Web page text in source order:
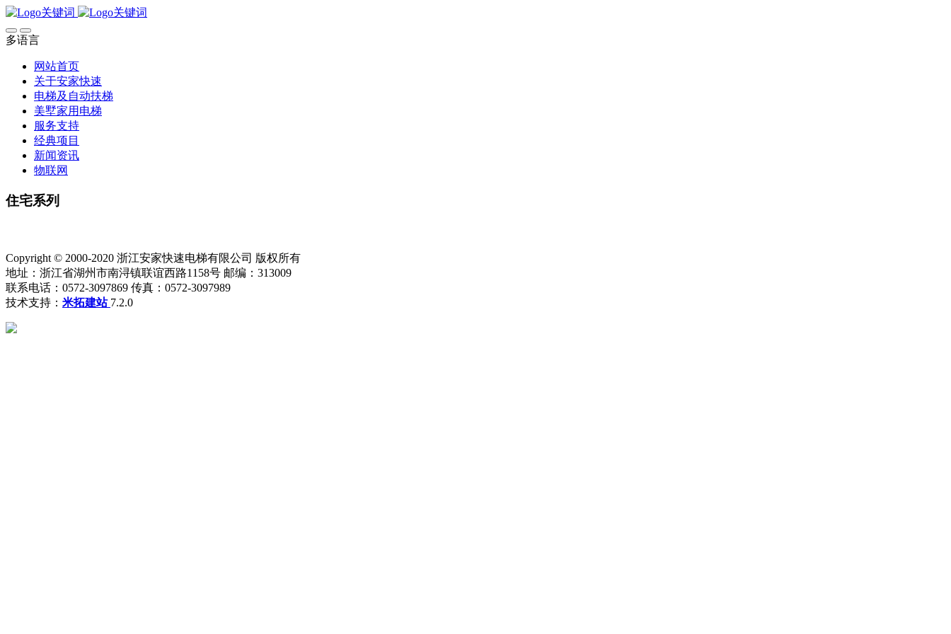
多语言
网站首页
关于安家快速
电梯及自动扶梯
美墅家用电梯
服务支持
经典项目
新闻资讯
物联网
住宅系列
Copyright © 2000-2020 浙江安家快速电梯有限公司 版权所有
地址：浙江省湖州市南浔镇联谊西路1158号 邮编：313009
联系电话：0572-3097869 传真：0572-3097989
技术支持： 米拓建站 7.2.0